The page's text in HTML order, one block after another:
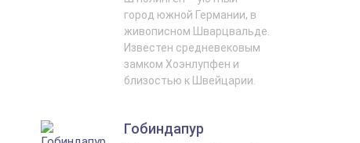
город южной Германии, в
живописном Шварцвальде.
Известен средневековым
замком Хоэнлупфен и
близостью к Швейцарии.
Гобиндапур